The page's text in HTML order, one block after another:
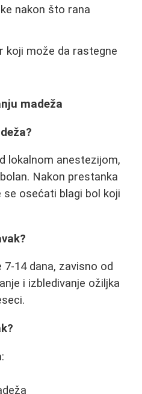
nakon što rana
koji može da rastegne
madeža
lokalnom anestezijom,
Nakon prestanka
osećati blagi bol koji
7-14 dana, zavisno od
i izbledivanje ožiljka